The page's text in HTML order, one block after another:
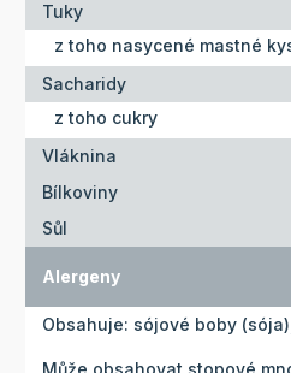
Tuky
z toho nasycené mastné
Sacharidy
z toho cukry
Vláknina
Bílkoviny
Sůl
Alergeny
Obsahuje: sójové boby